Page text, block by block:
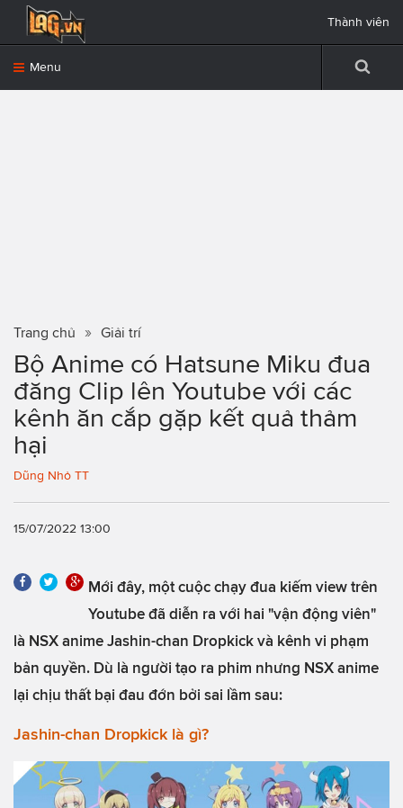
Menu
Thành viên
Trang chủ Giải trí
Bộ Anime có Hatsune Miku đua
đăng Clip lên Youtube với các
kênh ăn cắp gặp kết quả thảm
hại
Dũng Nhỏ TT
15/07/2022 13:00
Mới đây, một cuộc chạy đua kiếm view trên
Youtube đã diễn ra với hai "vận động viên"
là NSX anime Jashin-chan Dropkick và kênh vi phạm
bản quyền. Dù là người tạo ra phim nhưng NSX anime
lại chịu thất bại đau đớn bởi sai lầm sau:
Jashin-chan Dropkick là gì?